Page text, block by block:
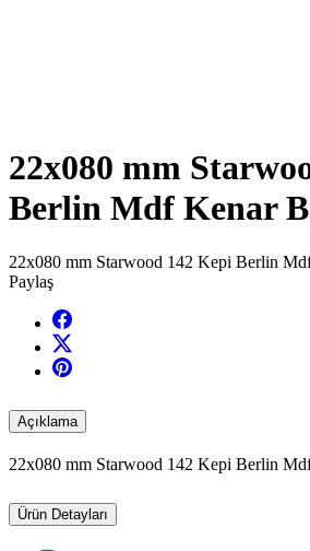
22x080 mm
Berlin Mdf Kenar
22x080 mm Starwood 142 Kepi Berlin
Paylaş
Açıklama
22x080 mm Starwood 142 Kepi Berlin
Ürün Detayları